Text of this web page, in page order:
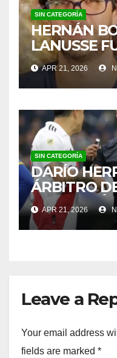
SIN CATEGORÍA
HERNÁN
LANUSSE
EJERCER
APR 21, 2026
SIN CATEGORÍA
DARÍO
ÁRBITRO
APR 21, 2026
Leave a
Your email address
fields are marked *